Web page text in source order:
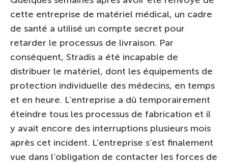
cette entreprise de matériel médical, un cadre
de santé a utilisé un compte secret pour
retarder le processus de livraison. Par
conséquent, Stradis a été incapable de
distribuer le matériel, dont les équipements de
protection individuelle des médecins, en temps
et en heure. L’entreprise a dû temporairement
éteindre tous les processus de fabrication et il
y avait encore des interruptions plusieurs mois
après cet incident. L’entreprise s’est finalement
vue dans l’obligation de contacter les forces de